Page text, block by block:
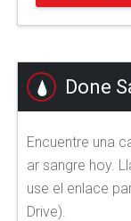
Done
Encuentre una
ar sangre hoy.
use el enlace
Drive).